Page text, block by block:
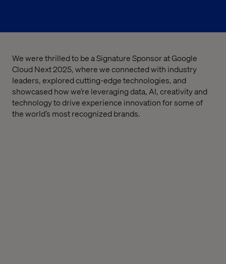
We were thrilled to be a Signature Sponsor at Google
Cloud Next 2025, where we connected with industry
leaders, explored cutting-edge technologies, and
showcased how we’re leveraging data, AI, creativity and
technology to drive experience innovation for some of
the world’s most recognized brands.